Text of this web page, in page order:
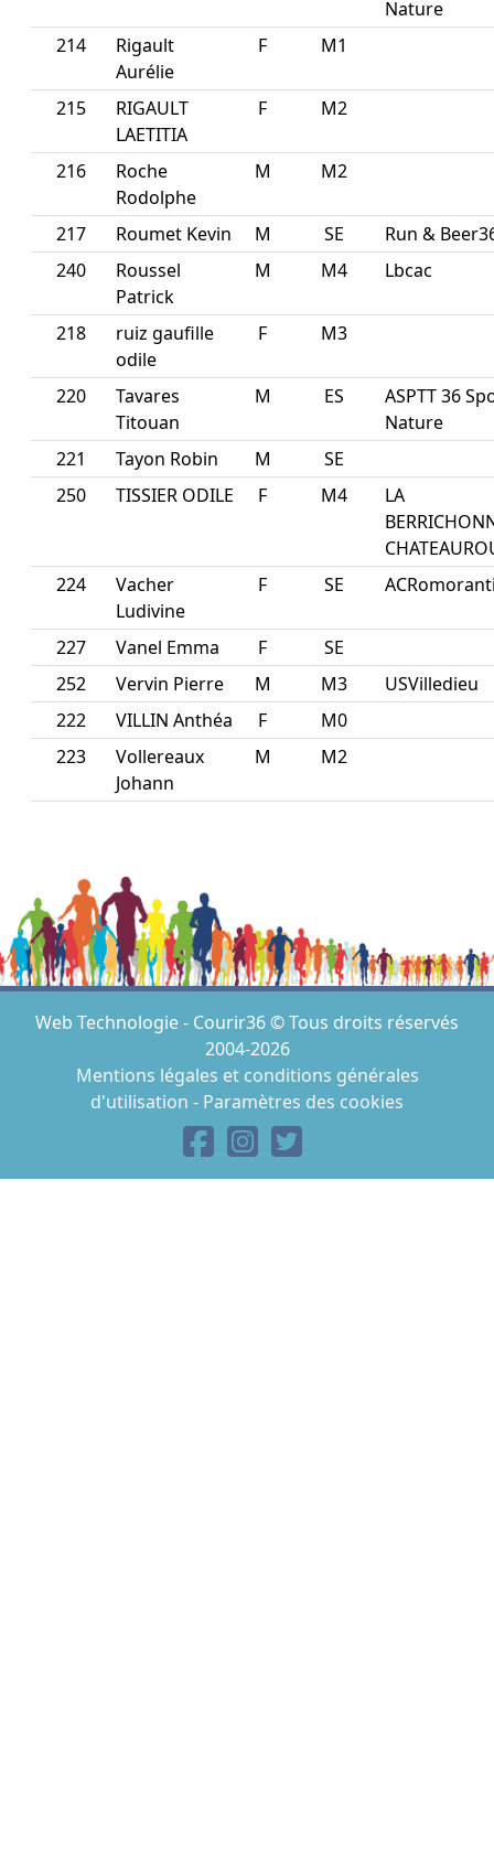
Nature
214
Rigault
Aurélie
F M1
215
RIGAULT
LAETITIA
F M2
216
Roche
Rodolphe
M M2
217 Roumet Kevin M SE
Run &
240
Roussel
Patrick
M M4 Lbcac
218
ruiz gaufille
odile
F M3
220
Tavares
Titouan
M ES
ASPTT 36
Nature
221
Tayon Robin M
SE
250
TISSIER ODILE F M4
LA
224
Vacher
Ludivine
F SE
227 Vanel Emma F
SE
252
Vervin Pierre M M3
USVilledieu
222
VILLIN Anthéa F
M0
223
Vollereaux
Johann
M M2
Web Technologie - Courir36 © Tous droits réservés
2004-2026
Mentions légales et conditions générales
d'utilisation - Paramètres des cookies